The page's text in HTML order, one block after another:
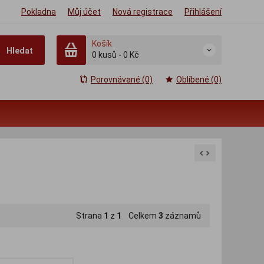
Pokladna Můj účet Nová registrace Přihlášení
Hledat
Košík
0 kusů - 0 Kč
Porovnávané (0) Oblíbené (0)
Strana 1 z 1 Celkem 3 záznamů